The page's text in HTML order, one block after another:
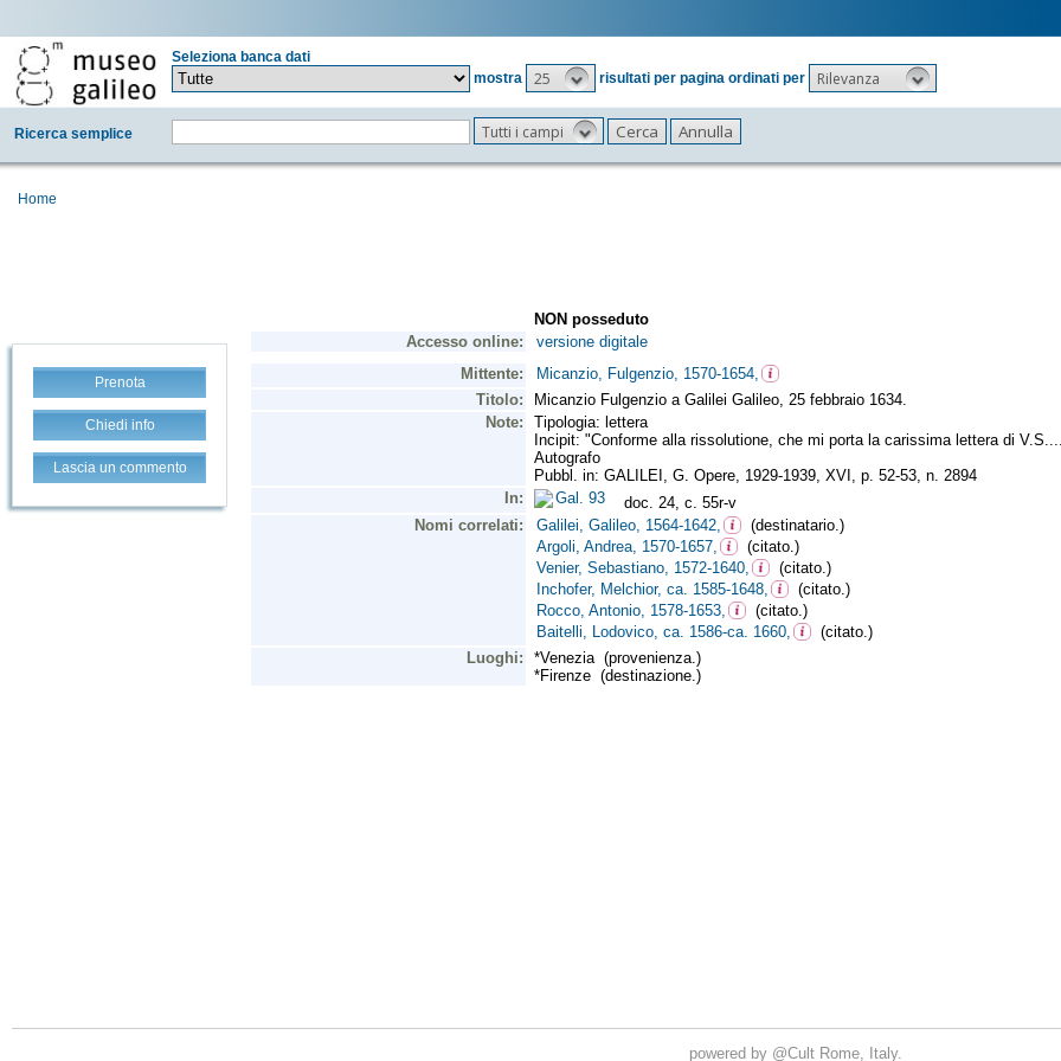
Seleziona banca dati
mostra
25 risultati per pagina ordinati per Rilevanza
Ricerca semplice Tutti i campi
Home
Prenota
Chiedi info
Lascia un commento
powered by @Cult Rome, Italy.